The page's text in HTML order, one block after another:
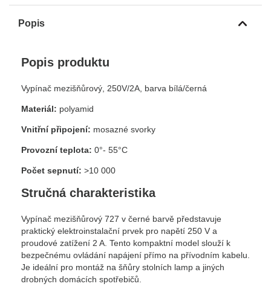
Popis
Popis produktu
Vypínač mezišňůrový, 250V/2A, barva bílá/černá
Materiál: polyamid
Vnitřní připojení: mosazné svorky
Provozní teplota: 0°- 55°C
Počet sepnutí: >10 000
Stručná charakteristika
Vypínač mezišňůrový 727 v černé barvě představuje
praktický elektroinstalační prvek pro napětí 250 V a
proudové zatížení 2 A. Tento kompaktní model slouží k
bezpečnému ovládání napájení přímo na přívodním kabelu.
Je ideální pro montáž na šňůry stolních lamp a jiných
drobných domácích spotřebičů.